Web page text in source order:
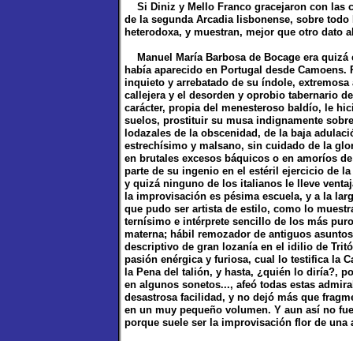
Si Diniz y Mello Franco gracejaron con las
de la segunda Arcadia lisbonense, sobre
heterodoxa, y muestran, mejor que otro dato
Manuel María Barbosa de Bocage era
había aparecido en Portugal desde
inquieto y arrebatado de su índole,
callejera y el desorden y oprobio tabernario
carácter, propia del menesteroso baldío, le
suelos, prostituir su musa indignamente
lodazales de la obscenidad, de la baja
estrechísimo y malsano, sin cuidado de la
en brutales excesos báquicos o en amoríos
parte de su ingenio en el estéril ejercicio de
y quizá ninguno de los italianos le lleve
la improvisación es pésima escuela, y a la
que pudo ser artista de estilo, como lo
ternísimo e intérprete sencillo de los más
materna; hábil remozador de antiguos
descriptivo de gran lozanía en el idilio de
pasión enérgica y furiosa, cual lo testifica la
la Pena del talión, y hasta, ¿quién lo diría?,
en algunos sonetos..., afeó todas estas
desastrosa facilidad, y no dejó más que
en un muy pequeño volumen. Y aun así no
porque suele ser la improvisación flor de una